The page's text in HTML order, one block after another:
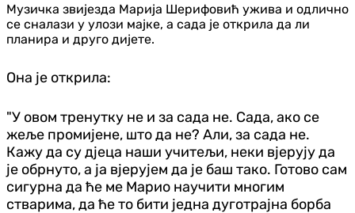
Музичка звијезда Марија Шерифовић ужива и одлично
се сналази у улози мајке, а сада је открила да ли
планира и друго дијете.
Она је открила:
"У овом тренутку не и за сада не. Сада, ако се
жеље промијене, што да не? Али, за сада не.
Кажу да су дјеца наши учитељи, неки вјерују да
је обрнуто, а ја вјерујем да је баш тако. Готово сам
сигурна да ће ме Марио научити многим
стварима, да ће то бити једна дуготрајна борба